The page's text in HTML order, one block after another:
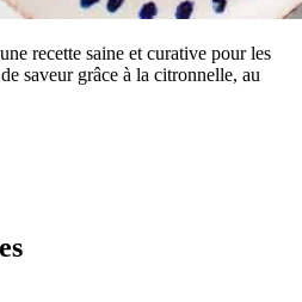
recette saine et curative pour les
saveur grâce à la citronnelle, au